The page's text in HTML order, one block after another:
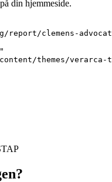
din hjemmeside.
clemens-
themes/verarca-